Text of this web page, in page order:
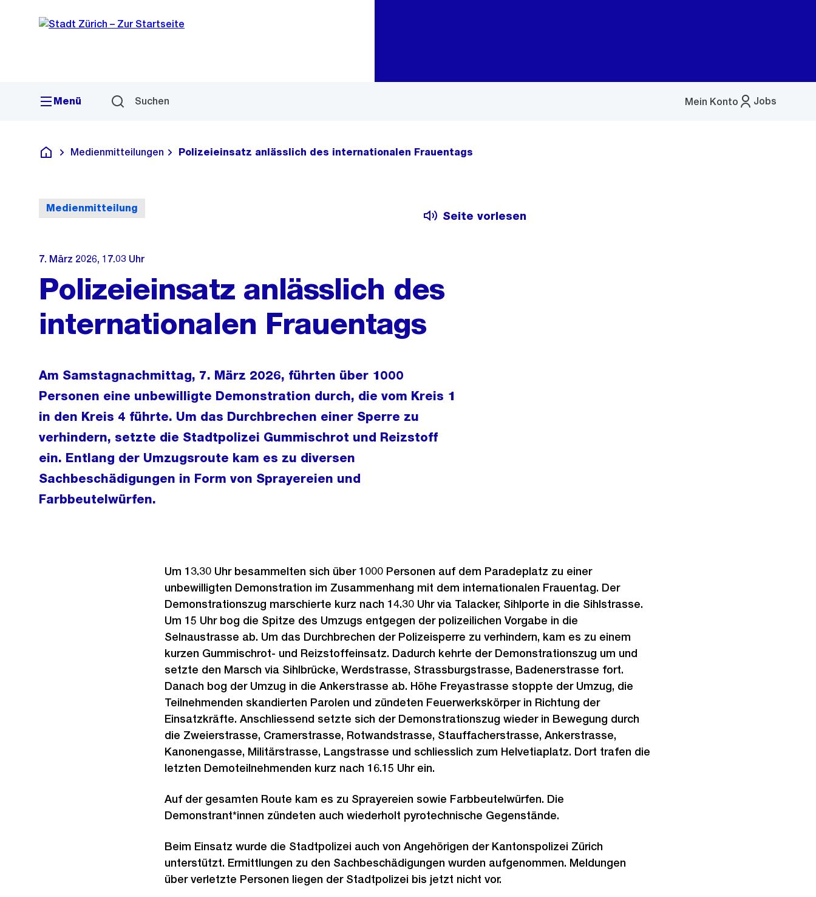
Navigation
Sprunglink
Menü Suchen Jobs
Mein Konto
Menü
Deutsch
Medienmitteilungen Polizeieinsatz anlässlich des internationalen Frauentags
Medienmitteilung
Seite vorlesen
7. März 2026, 17.03 Uhr
Polizeieinsatz anlässlich des
internationalen Frauentags
Am Samstagnachmittag, 7. März 2026, führten über 1000
Personen eine unbewilligte Demonstration durch, die vom Kreis 1
in den Kreis 4 führte. Um das Durchbrechen einer Sperre zu
verhindern, setzte die Stadtpolizei Gummischrot und Reizstoff
ein. Entlang der Umzugsroute kam es zu diversen
Sachbeschädigungen in Form von Sprayereien und
Farbbeutelwürfen.
Um 13.30 Uhr besammelten sich über 1000 Personen auf dem Paradeplatz zu einer
unbewilligten Demonstration im Zusammenhang mit dem internationalen Frauentag. Der
Demonstrationszug marschierte kurz nach 14.30 Uhr via Talacker, Sihlporte in die Sihlstrasse.
Um 15 Uhr bog die Spitze des Umzugs entgegen der polizeilichen Vorgabe in die
Selnaustrasse ab. Um das Durchbrechen der Polizeisperre zu verhindern, kam es zu einem
kurzen Gummischrot- und Reizstoffeinsatz. Dadurch kehrte der Demonstrationszug um und
setzte den Marsch via Sihlbrücke, Werdstrasse, Strassburgstrasse, Badenerstrasse fort.
Danach bog der Umzug in die Ankerstrasse ab. Höhe Freyastrasse stoppte der Umzug, die
Teilnehmenden skandierten Parolen und zündeten Feuerwerkskörper in Richtung der
Einsatzkräfte. Anschliessend setzte sich der Demonstrationszug wieder in Bewegung durch
die Zweierstrasse, Cramerstrasse, Rotwandstrasse, Stauffacherstrasse, Ankerstrasse,
Kanonengasse, Militärstrasse, Langstrasse und schliesslich zum Helvetiaplatz. Dort trafen die
letzten Demoteilnehmenden kurz nach 16.15 Uhr ein.
Auf der gesamten Route kam es zu Sprayereien sowie Farbbeutelwürfen. Die
Demonstrant*innen zündeten auch wiederholt pyrotechnische Gegenstände.
Beim Einsatz wurde die Stadtpolizei auch von Angehörigen der Kantonspolizei Zürich
unterstützt. Ermittlungen zu den Sachbeschädigungen wurden aufgenommen. Meldungen
über verletzte Personen liegen der Stadtpolizei bis jetzt nicht vor.